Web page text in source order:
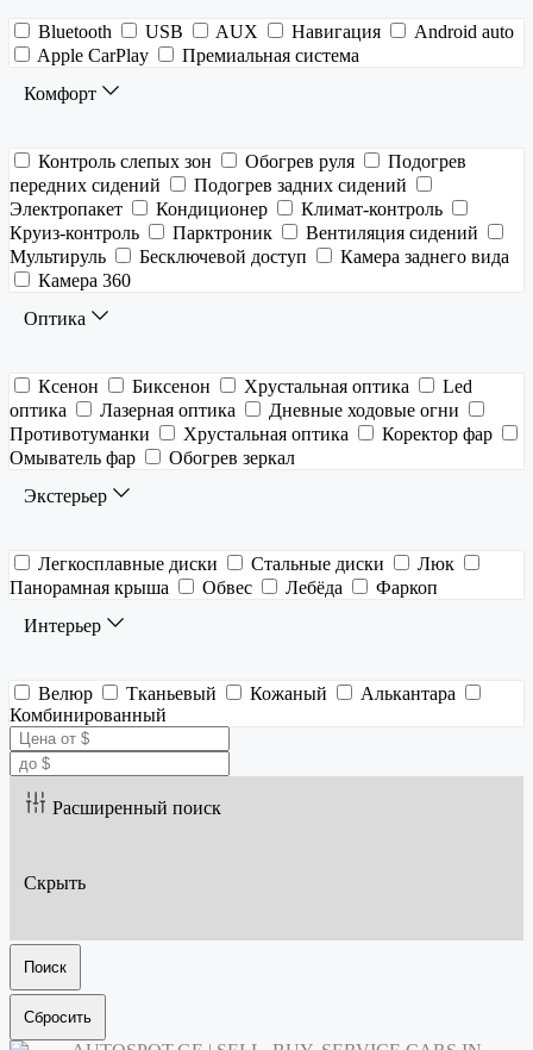
Bluetooth USB AUX Навигация
Android auto
Apple CarPlay
Премиальная система
Комфорт
Контроль слепых зон Обогрев руля
Подогрев
передних сидений
Подогрев задних сидений
Электропакет
Кондиционер
Климат-контроль
Круиз-контроль
Парктроник
Вентиляция сидений
Мультируль
Бесключевой доступ
Камера заднего вида
Камера 360
Оптика
Ксенон Биксенон Хрустальная оптика
Led
оптика
Лазерная оптика
Дневные ходовые огни
Противотуманки
Хрустальная оптика
Коректор фар
Омыватель фар
Обогрев зеркал
Экстерьер
Легкосплавные диски Стальные диски
Люк
Панорамная крыша
Обвес Лебёда
Фаркоп
Интерьер
Велюр Тканьевый Кожаный
Алькантара
Комбинированный
Расширенный поиск
Скрыть
Поиск
Сбросить